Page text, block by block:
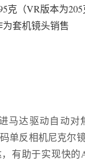
克（VR版本为205
为套机镜头销售
马达驱动自动对
单反相机尼克尔
有助于实现快的